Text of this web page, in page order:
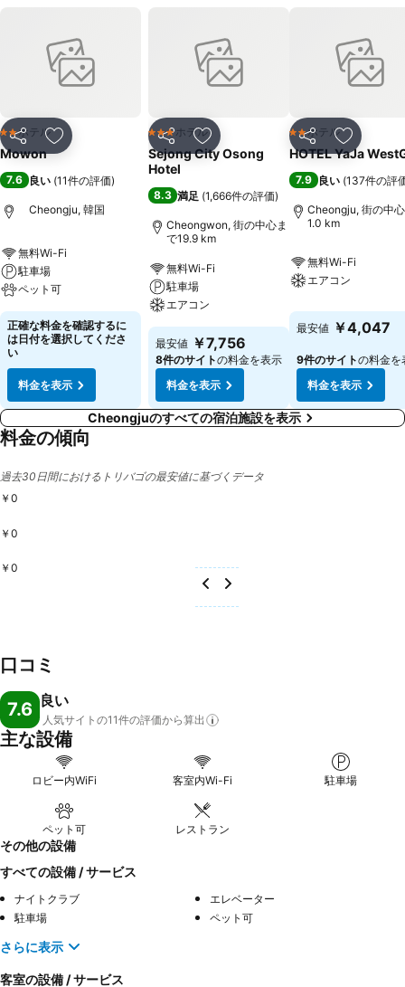
シェア お気に入りに追加
2 ホテルのランク
ホテル
Mowon
7.6 良い (11件の評価)
Cheongju, 韓国
無料Wi-Fi
駐車場
ペット可
正確な料金を確認するに
は日付を選択してくださ
い
料金を表示
シェア お気に入りに追加
3 ホテルのランク
ホテル
Sejong City Osong
Hotel
8.3 満足 (1,666件の評価)
Cheongwon, 街の中心ま
で19.9 km
無料Wi-Fi
駐車場
エアコン
最安値 ￥7,756
8件のサイトの料金を表示
料金を表示
シェア お気に入
2 ホテルのランク
ホテル
HOTEL YaJa
7.9 良い (137件の評
Cheongju, 街の中
1.0 km
無料Wi-Fi
エアコン
最安値 ￥4,047
9件のサイトの料金を
料金を表示
Cheongjuのすべての宿泊施設を表示
料金の傾向
過去30日間におけるトリバゴの最安値に基づくデータ
￥0
￥0
￥0
口コミ
7.6 良い
人気サイトの11件の評価から算出
主な設備
ロビー内WiFi 客室内Wi-Fi 駐車場
ペット可 レストラン
その他の設備
すべての設備 / サービス
ナイトクラブ
エレベーター
駐車場
ペット可
さらに表示
客室の設備 / サービス